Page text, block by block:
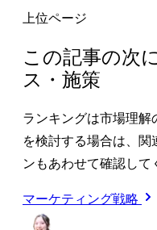
上位ページ
この記事の次
ス・施策
ランキングは市場理解
を検討する場合は、関
ンもあわせて確認して
マーケティング戦略